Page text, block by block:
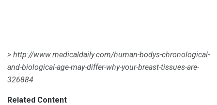
> http://www.medicaldaily.com/human-bodys-chronological-
and-biological-age-may-differ-why-your-breast-tissues-are-
326884
Related Content